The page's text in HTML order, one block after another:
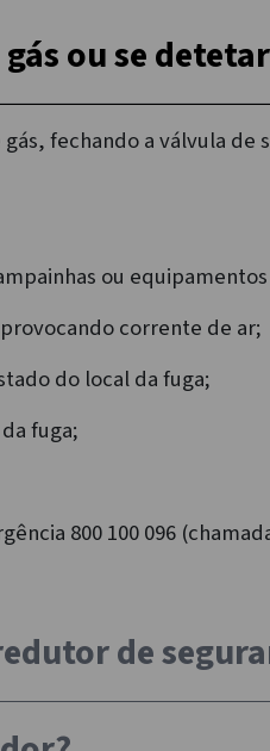
ou se
fechando a válvula de
ou
corrente de ar;
do local da fuga;
fuga;
800 100 096
de